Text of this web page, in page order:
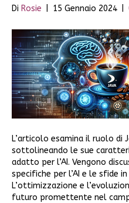
Di Rosie 15 Gennaio 2024
L’articolo esamina il ruolo di
sottolineando le sue
adatto per l’AI. Vengono
specifiche per l’AI e le sfide
L’ottimizzazione e
futuro promettente nel